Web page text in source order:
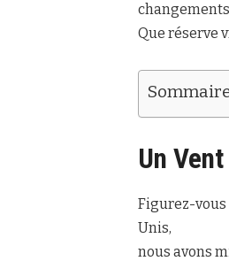
Que réserve
Un
Figurez-vous
Unis,
nous avons